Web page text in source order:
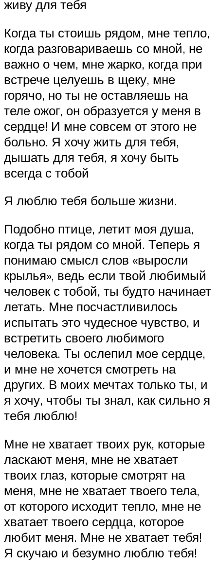
живу для тебя
Когда ты стоишь рядом, мне тепло,
когда разговариваешь со мной, не
важно о чем, мне жарко, когда при
встрече целуешь в щеку, мне
горячо, но ты не оставляешь на
теле ожог, он образуется у меня в
сердце! И мне совсем от этого не
больно. Я хочу жить для тебя,
дышать для тебя, я хочу быть
всегда с тобой
Я люблю тебя больше жизни.
Подобно птице, летит моя душа,
когда ты рядом со мной. Теперь я
понимаю смысл слов «выросли
крылья», ведь если твой любимый
человек с тобой, ты будто начинает
летать. Мне посчастливилось
испытать это чудесное чувство, и
встретить своего любимого
человека. Ты ослепил мое сердце,
и мне не хочется смотреть на
других. В моих мечтах только ты, и
я хочу, чтобы ты знал, как сильно я
тебя люблю!
Мне не хватает твоих рук, которые
ласкают меня, мне не хватает
твоих глаз, которые смотрят на
меня, мне не хватает твоего тела,
от которого исходит тепло, мне не
хватает твоего сердца, которое
любит меня. Мне не хватает тебя!
Я скучаю и безумно люблю тебя!